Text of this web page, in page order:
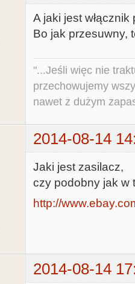
A jaki jest
Bo jak przesuwny,
"...Jeśli więc nie
przechowujemy
nawet z dużym
2014-08-14
Jaki jest zasilacz,
czy podobny jak w
http://
2014-08-14